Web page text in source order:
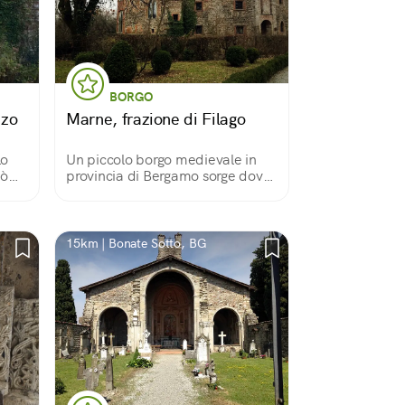
BORGO
Marne, frazione di Filago
Un piccolo borgo medievale in
provincia di Bergamo sorge dove
15km | Bonate Sotto, BG